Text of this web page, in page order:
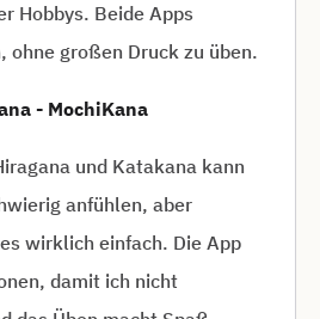
Hobbys. Beide Apps
ohne großen Druck zu üben.
- MochiKana
und Katakana kann
anfühlen, aber
wirklich einfach. Die App
damit ich nicht